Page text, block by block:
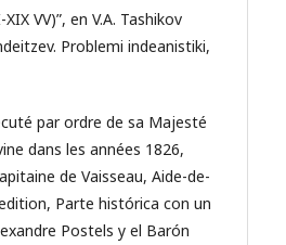
VV)”, en V.A. Tashikov
Problemi indeanistiki,
par ordre de sa Majesté
dans les années 1826,
de Vaisseau, Aide-de-
Parte histórica con un
Postels y el Barón